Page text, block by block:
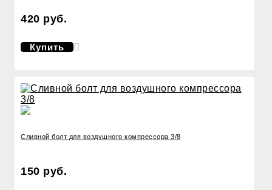
420 руб.
Купить
Сливной болт для воздушного компрессора 3/8
150 руб.